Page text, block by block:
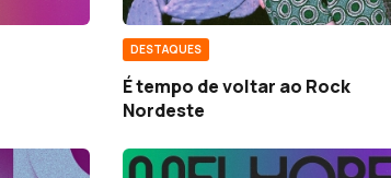
DESTAQUES
É tempo de voltar ao Rock
Nordeste